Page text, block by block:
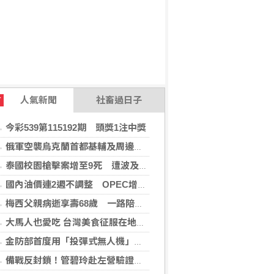
人氣新聞 社畜過日子
今彩539第115192期 頭獎1注中獎
俄軍空襲烏克蘭首都基輔及周邊區域 造成4人喪命
泰國校園槍擊案增至9死 遭波及12歲女童不治
國內油價連2週不調整 OPEC增產國際油價跌
梅西父親病逝享壽68歲 一路陪伴兒子闖蕩足壇
大馬人也愛吃 台灣美食征服在地味蕾
金防部首度用「投彈式無人機」火力圍剿敵軍
備戰反封鎖！管碧玲赴左營驗證海巡平戰轉換